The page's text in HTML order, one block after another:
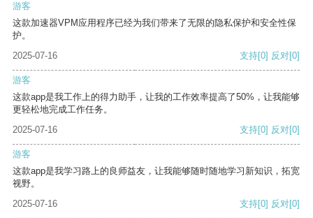
游客
这款加速器VPM应用程序已经为我们带来了无限的隐私保护和安全性保
护。
2025-07-16
支持[0] 反对[0]
游客
这款app是我工作上的得力助手，让我的工作效率提高了50%，让我能够
更轻松地完成工作任务。
2025-07-16
支持[0] 反对[0]
游客
这款app是我学习路上的良师益友，让我能够随时随地学习新知识，拓宽
视野。
2025-07-16
支持[0] 反对[0]